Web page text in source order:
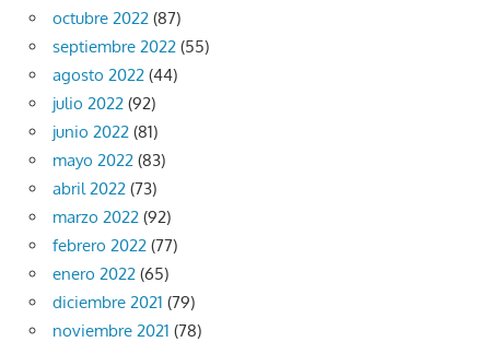
octubre 2022 (87)
septiembre 2022 (55)
agosto 2022 (44)
julio 2022 (92)
junio 2022 (81)
mayo 2022 (83)
abril 2022 (73)
marzo 2022 (92)
febrero 2022 (77)
enero 2022 (65)
diciembre 2021 (79)
noviembre 2021 (78)